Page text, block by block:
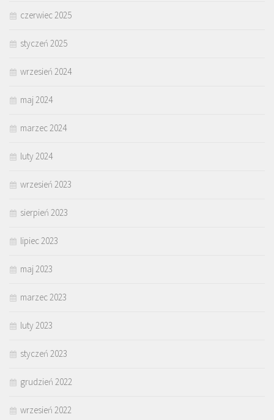
czerwiec 2025
styczeń 2025
wrzesień 2024
maj 2024
marzec 2024
luty 2024
wrzesień 2023
sierpień 2023
lipiec 2023
maj 2023
marzec 2023
luty 2023
styczeń 2023
grudzień 2022
wrzesień 2022